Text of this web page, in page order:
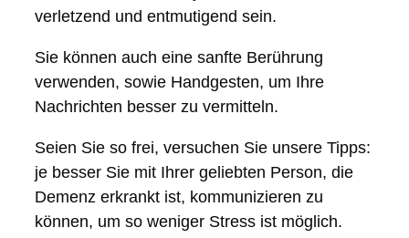
verletzend und entmutigend sein.
Sie können auch eine sanfte Berührung
verwenden, sowie Handgesten, um Ihre
Nachrichten besser zu vermitteln.
Seien Sie so frei, versuchen Sie unsere Tipps:
je besser Sie mit Ihrer geliebten Person, die
Demenz erkrankt ist, kommunizieren zu
können, um so weniger Stress ist möglich.